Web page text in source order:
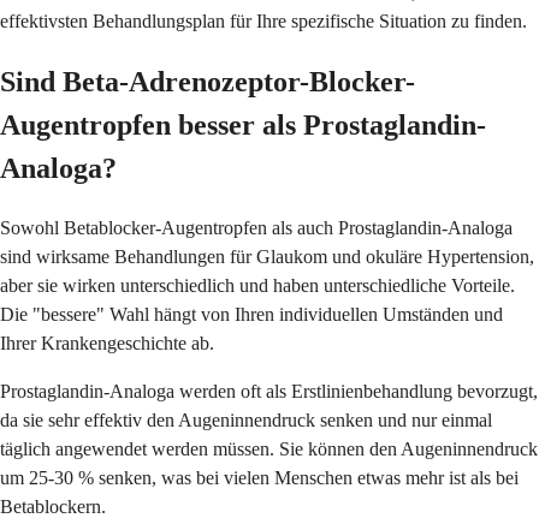
effektivsten Behandlungsplan für Ihre spezifische Situation zu finden.
Sind Beta-Adrenozeptor-Blocker-
Augentropfen besser als Prostaglandin-
Analoga?
Sowohl Betablocker-Augentropfen als auch Prostaglandin-Analoga
sind wirksame Behandlungen für Glaukom und okuläre Hypertension,
aber sie wirken unterschiedlich und haben unterschiedliche Vorteile.
Die "bessere" Wahl hängt von Ihren individuellen Umständen und
Ihrer Krankengeschichte ab.
Prostaglandin-Analoga werden oft als Erstlinienbehandlung bevorzugt,
da sie sehr effektiv den Augeninnendruck senken und nur einmal
täglich angewendet werden müssen. Sie können den Augeninnendruck
um 25-30 % senken, was bei vielen Menschen etwas mehr ist als bei
Betablockern.